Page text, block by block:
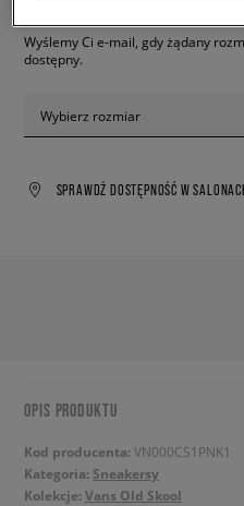
Wyślemy Ci e-mail, gdy żądany
dostępny.
Wybierz rozmiar
SPRAWDŹ DOSTĘPNOŚĆ W
OPIS PRODUKTU
Kod producenta:VN000CS1PNK1
Kategoria: Sneakersy
Kolekcje:Vans Old Skool